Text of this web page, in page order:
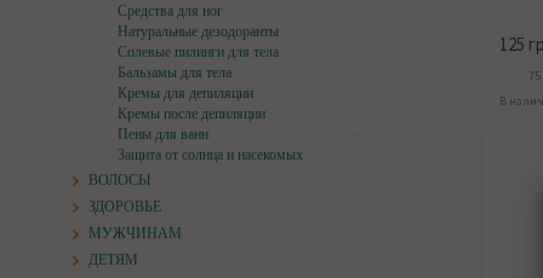
Средства для ног
Натуральные дезодоранты
Солевые пилинги для тела
Бальзамы для тела
Кремы для депиляции
Кремы после депиляции
Пены для ванн
Защита от солнца и насекомых
ВОЛОСЫ
ЗДОРОВЬЕ
МУЖЧИНАМ
ДЕТЯМ
125
В